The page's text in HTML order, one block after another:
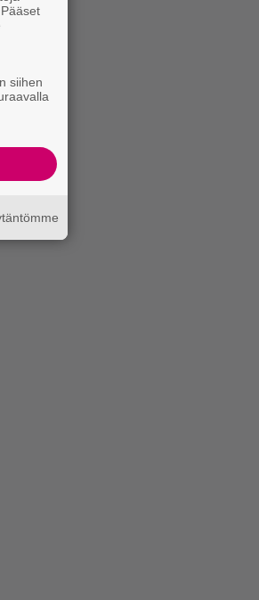
siihen